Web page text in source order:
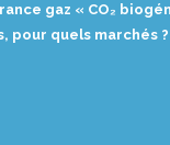
au Premier Ministre